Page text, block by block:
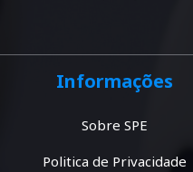
Informações
Sobre SPE
Politica de Privacidade